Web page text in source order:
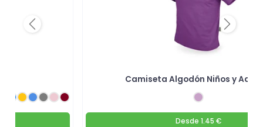
Camiseta Algodón Niños y
Desde 1.45 €
Previous Next